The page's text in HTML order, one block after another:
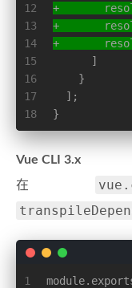
12
13
14
15
16
17
18
+
+
+
      ]
    }
  ];
}
Vue CLI 3.x
在
1